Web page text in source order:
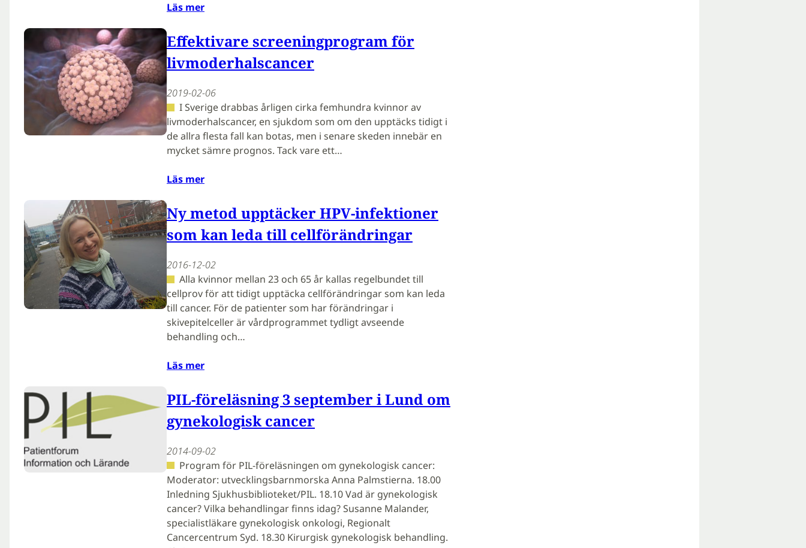
Läs mer
Effektivare screeningprogram för
livmoderhalscancer
2019-02-06
I Sverige drabbas årligen cirka femhundra kvinnor av
livmoderhalscancer, en sjukdom som om den upptäcks tidigt i
de allra flesta fall kan botas, men i senare skeden innebär en
mycket sämre prognos. Tack vare ett…
Läs mer
Ny metod upptäcker HPV-infektioner
som kan leda till cellförändringar
2016-12-02
Alla kvinnor mellan 23 och 65 år kallas regelbundet till
cellprov för att tidigt upptäcka cellförändringar som kan leda
till cancer. För de patienter som har förändringar i
skivepitelceller är vårdprogrammet tydligt avseende
behandling och…
Läs mer
PIL-föreläsning 3 september i Lund om
gynekologisk cancer
2014-09-02
Program för PIL-föreläsningen om gynekologisk cancer:
Moderator: utvecklingsbarnmorska Anna Palmstierna. 18.00
Inledning Sjukhusbiblioteket/PIL. 18.10 Vad är gynekologisk
cancer? Vilka behandlingar finns idag? Susanne Malander,
specialistläkare gynekologisk onkologi, Regionalt
Cancercentrum Syd. 18.30 Kirurgisk gynekologisk behandling.